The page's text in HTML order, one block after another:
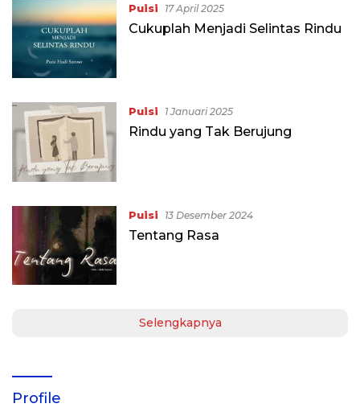
Puisi 17 April 2025
Cukuplah Menjadi Selintas Rindu
Puisi 1 Januari 2025
Rindu yang Tak Berujung
Puisi 13 Desember 2024
Tentang Rasa
Selengkapnya
Profile